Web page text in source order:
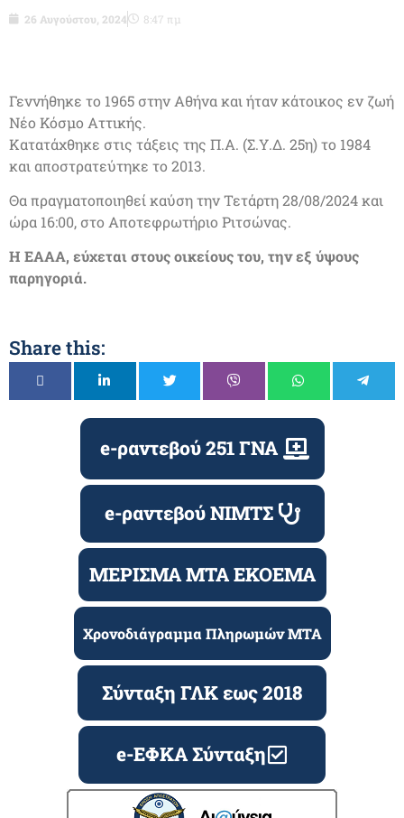
26 Αυγούστου, 2024 8:47 πμ
Γεννήθηκε το 1965 στην Αθήνα και ήταν κάτοικος εν ζωή
Νέο Κόσμο Αττικής.
Κατατάχθηκε στις τάξεις της Π.Α. (Σ.Υ.Δ. 25η) το 1984
και αποστρατεύτηκε το 2013.
Θα πραγματοποιηθεί καύση την Τετάρτη 28/08/2024 και
ώρα 16:00, στο Αποτεφρωτήριο Ριτσώνας.
Η ΕΑΑΑ, εύχεται στους οικείους του, την εξ ύψους
παρηγοριά.
Share this:
e-ραντεβού 251 ΓΝΑ
e-ραντεβού ΝΙΜΤΣ
ΜΕΡΙΣΜΑ ΜΤΑ ΕΚΟΕΜΑ
Χρονοδιάγραμμα Πληρωμών ΜΤΑ
Σύνταξη ΓΛΚ εως 2018
e-ΕΦΚΑ Σύνταξη